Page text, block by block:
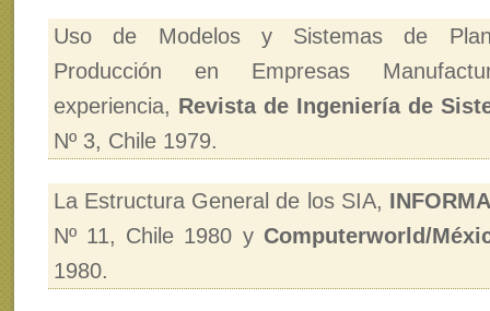
Uso de Modelos y Sistemas de
Producción en Empresas
experiencia, Revista de Ingeniería de
Nº 3, Chile 1979.
La Estructura General de los SIA,
Nº 11, Chile 1980 y Computerworld/
1980.